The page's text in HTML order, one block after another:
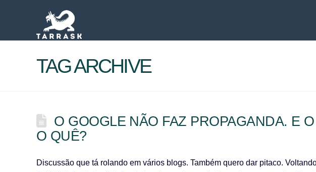
TAG ARCHIVE
O GOOGLE NÃO FAZ PROPAGANDA. E
O QUÊ?
Discussão que tá rolando em vários blogs. Também quero dar pitaco.